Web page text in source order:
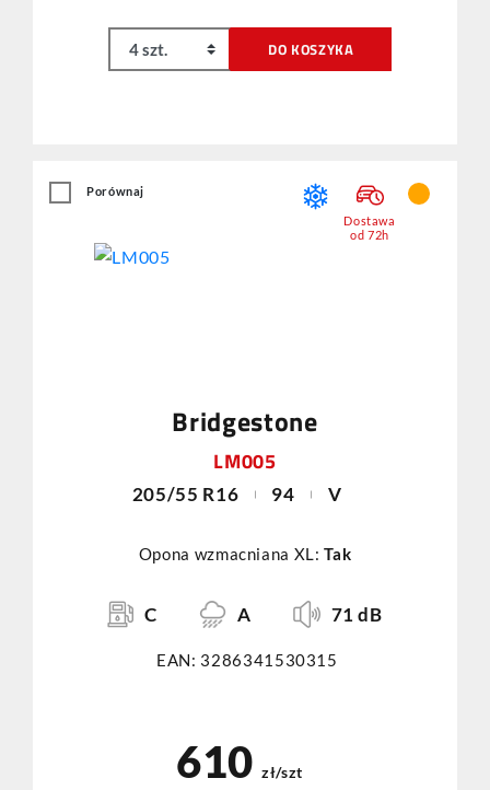
DO KOSZYKA
Bridgestone
LM005
205/55 R16 94 V
Opona wzmacniana XL:Tak
C A 71 dB
EAN: 3286341530315
Porównaj
Dostawa
od 72h
610 zł/szt